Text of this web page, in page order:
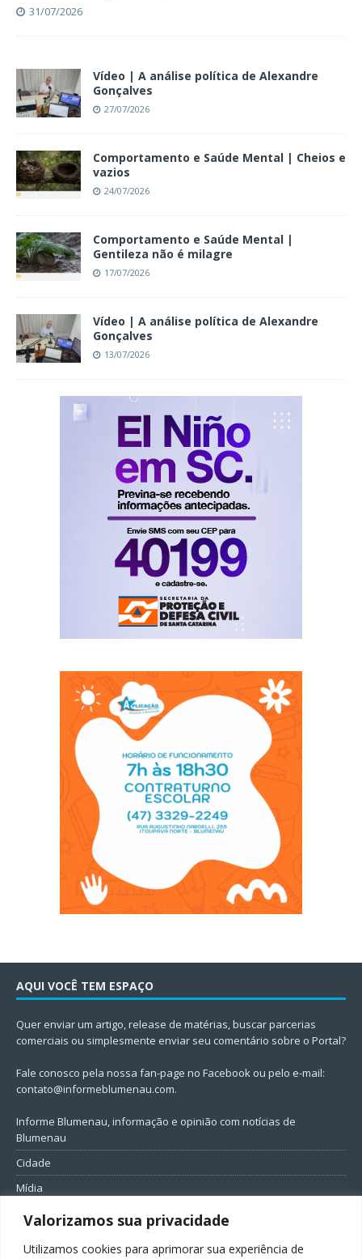
Valorizamos sua privacidade
Utilizamos cookies para aprimorar sua experiência de
31/07/2026
Vídeo | A análise política de Alexandre
Gonçalves
27/07/2026
Comportamento e Saúde Mental | Cheios e
vazios
24/07/2026
Comportamento e Saúde Mental |
Gentileza não é milagre
17/07/2026
Vídeo | A análise política de Alexandre
Gonçalves
13/07/2026
AQUI VOCÊ TEM ESPAÇO
Quer enviar um artigo, release de matérias, buscar parcerias
comerciais ou simplesmente enviar seu comentário sobre o Portal?
Fale conosco pela nossa fan-page no Facebook ou pelo e-mail:
contato@informeblumenau.com.
Informe Blumenau, informação e opinião com notícias de
Blumenau
Cidade
Mídia
Entretenimento